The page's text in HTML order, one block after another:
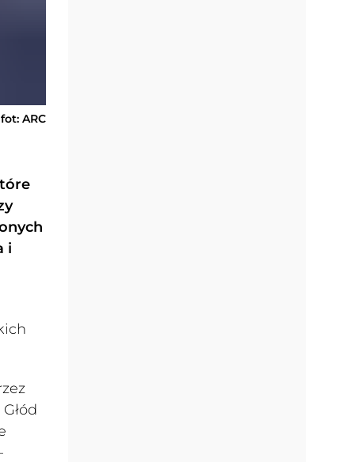
fot: ARC
i